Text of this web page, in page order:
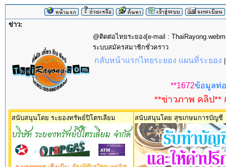
ข่าว:
@ติดต่อไทยระยอง[e-mail :
ระบบสมัครสมาชิกชั่วคราว
กลับหน้าแรกไทยระยอง แผนที่ระยอง
**1672ข้อมูลท่
**ข่าวภาพ คลิป**
สนับสนุนโดย ระยองทรัพย์ปิโตรเลียม สนับสนุนโดย สุขเกษมการบัญชี